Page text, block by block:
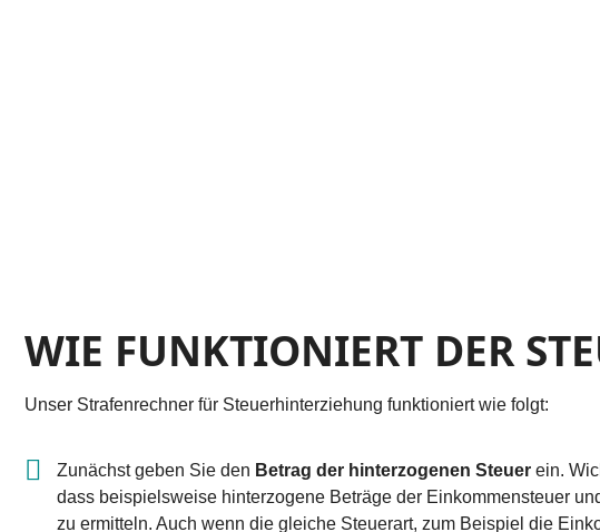
WIE FUNKTIONIERT DER
Unser Strafenrechner für Steuerhinterziehung funktioniert wie folgt:
Zunächst geben Sie den Betrag der hinterzogenen Steuer ein.
dass beispielsweise hinterzogene Beträge der Einkommensteuer
zu ermitteln. Auch wenn die gleiche Steuerart, zum Beispiel die